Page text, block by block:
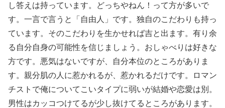
し答えは持っています。どっちやねん！って方が多いで
す。一言で言うと「自由人」です。独自のこだわりも持っ
ています。そのこだわりを生かせれば吉と出ます。有り余
る自分自身の可能性を信じましょう。おしゃべりは好きな
方です。悪気はないですが、自分本位のところがありま
す。親分肌の人に惹かれるが、惹かれるだけです。ロマン
チストで俺についてこいタイプに弱いが結婚や恋愛は別。
男性はカッコつけてるが少し抜けてるところがあります。